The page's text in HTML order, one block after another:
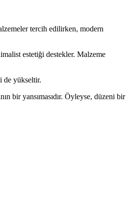
tercih edilirken, modern
estetiği destekler. Malzeme
de yükseltir.
bir yansımasıdır. Öyleyse, düzeni bir